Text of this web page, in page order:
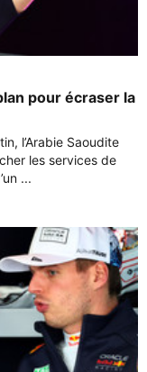
pour écraser la
l’Arabie Saoudite
les services de
...